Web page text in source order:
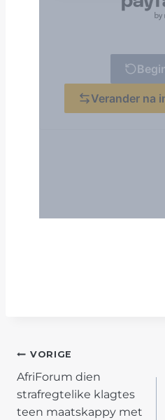
POST
NAVIGATION
VORIGE
AfriForum dien
strafregtelike klagtes
teen maatskappy met